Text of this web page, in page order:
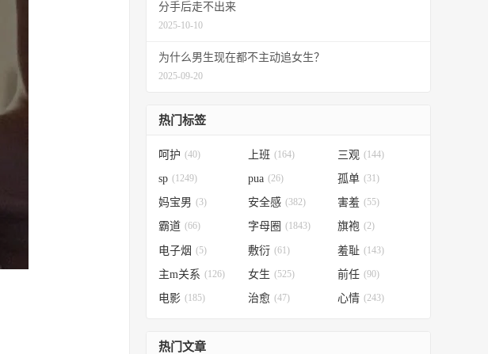
分手后走不出来
2025-10-10
为什么男生现在都不主动追女生？
2025-09-20
热门标签
呵护 (40) 上班 (164) 三观 (144)
sp (1249) pua (26) 孤单 (31)
妈宝男 (3) 安全感 (382) 害羞 (55)
霸道 (66) 字母圈 (1843) 旗袍 (2)
电子烟 (5) 敷衍 (61) 羞耻 (143)
主m关系 (126) 女生 (525) 前任 (90)
电影 (185) 治愈 (47) 心情 (243)
热门文章